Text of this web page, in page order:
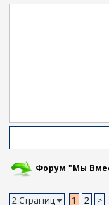
Форум "Мы
2 Страниц 1 2 >